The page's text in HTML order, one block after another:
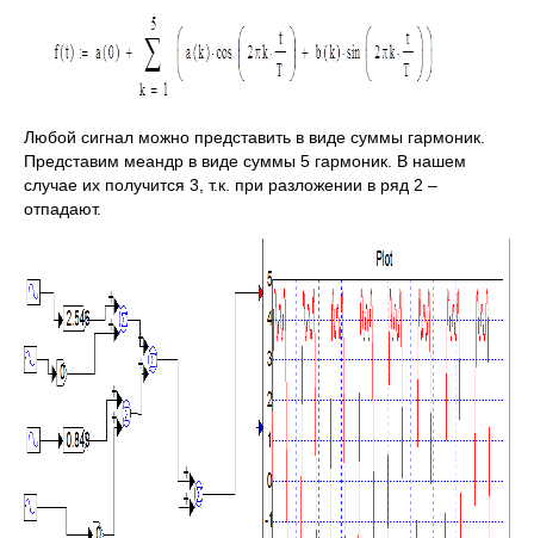
Любой сигнал можно представить в виде суммы гармоник.
Представим меандр в виде суммы 5 гармоник. В нашем
случае их получится 3, т.к. при разложении в ряд 2 –
отпадают.